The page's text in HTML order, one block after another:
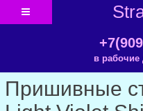
в рабочие
Пришивные